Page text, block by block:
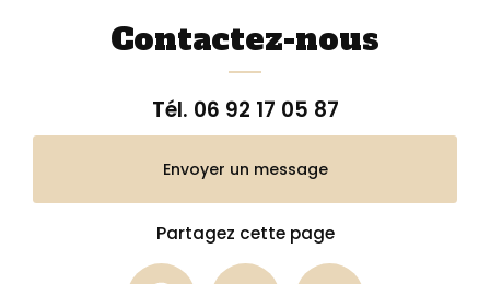
Contactez-nous
Tél. 06 92 17 05 87
Envoyer un message
Partagez cette page
Facebook